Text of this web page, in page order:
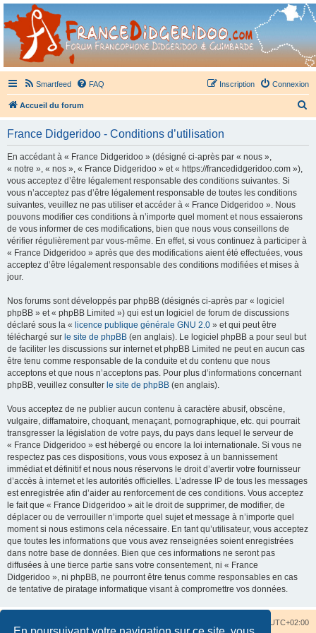
France Didgeridoo
Didgeridoo et Guimbarde sur France Didgeridoo - retrouvez la communauté.
Smartfeed FAQ Connexion
Inscription
Accueil du forum
France Didgeridoo - Conditions d’utilisation
En accédant à « France Didgeridoo » (désigné ci-après par « nous »,
« notre », « nos », « France Didgeridoo » et « https://francedidgeridoo.com »),
vous acceptez d’être légalement responsable des conditions suivantes. Si
vous n’acceptez pas d’être légalement responsable de toutes les conditions
suivantes, veuillez ne pas utiliser et accéder à « France Didgeridoo ». Nous
pouvons modifier ces conditions à n’importe quel moment et nous essaierons
de vous informer de ces modifications, bien que nous vous conseillons de
vérifier régulièrement par vous-même. En effet, si vous continuez à participer à
« France Didgeridoo » après que des modifications aient été effectuées, vous
acceptez d’être légalement responsable des conditions modifiées et mises à
jour.
Nos forums sont développés par phpBB (désignés ci-après par « logiciel
phpBB » et « phpBB Limited ») qui est un logiciel de forum de discussions
déclaré sous la « licence publique générale GNU 2.0 » et qui peut être
téléchargé sur le site de phpBB (en anglais). Le logiciel phpBB a pour seul but
de faciliter les discussions sur internet et phpBB Limited ne peut en aucun cas
être tenu comme responsable de la conduite et du contenu que nous
acceptons et que nous n’acceptons pas. Pour plus d’informations concernant
phpBB, veuillez consulter le site de phpBB (en anglais).
Vous acceptez de ne publier aucun contenu à caractère abusif, obscène,
vulgaire, diffamatoire, choquant, menaçant, pornographique, etc. qui pourrait
transgresser la législation de votre pays, du pays dans lequel le serveur de
« France Didgeridoo » est hébergé ou encore la loi internationale. Si vous ne
respectez pas ces dispositions, vous vous exposez à un bannissement
immédiat et définitif et nous nous réservons le droit d’avertir votre fournisseur
d’accès à internet et les autorités officielles. L’adresse IP de tous les messages
est enregistrée afin d’aider au renforcement de ces conditions. Vous acceptez
le fait que « France Didgeridoo » ait le droit de supprimer, de modifier, de
déplacer ou de verrouiller n’importe quel sujet et message à n’importe quel
moment si nous estimons cela nécessaire. En tant qu’utilisateur, vous acceptez
que toutes les informations que vous avez renseignées soient enregistrées
dans notre base de données. Bien que ces informations ne seront pas
diffusées à une tierce partie sans votre consentement, ni « France
Didgeridoo », ni phpBB, ne pourront être tenus comme responsables en cas
de tentative de piratage informatique visant à compromettre vos données.
UTC+02:00